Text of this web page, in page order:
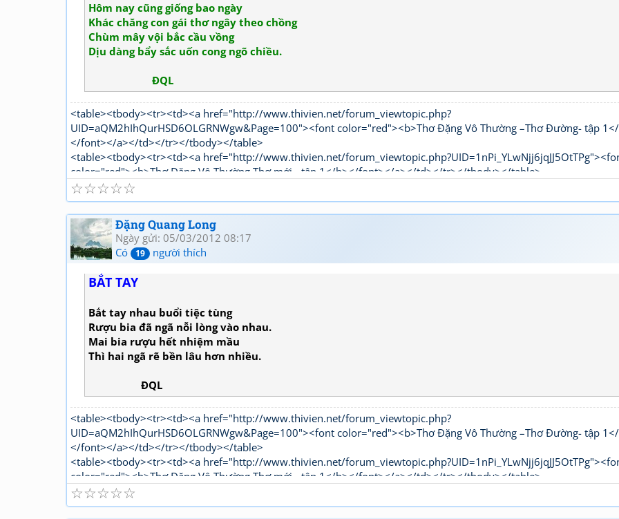
Hôm nay cũng giống bao ngày
Khác chăng con gái thơ ngây theo chồng
Chùm mây vội bắc cầu vồng
Dịu dàng bẩy sắc uốn cong ngõ chiều.
ĐQL
<table><tbody><tr><td><a href="http://www.thivien.net/forum_viewtopic.php?
UID=aQM2hIhQurHSD6OLGRNWgw&Page=100"><font color="red"><b>Thơ Đặng Vô Thường –Thơ Đường- tập
</font></a></td></tr></tbody></table>
<table><tbody><tr><td><a href="http://www.thivien.net/
color="red"><b>Thơ Đặng Vô Thường Thơ mới - tập 1</b></font></a></td></tr></tbody></table>
☆
☆
☆
☆
☆
Đặng Quang Long
Ngày gửi: 05/03/2012 08:17
Có
19 người thích
BẮT TAY
Bắt tay nhau buổi tiệc tùng
Rượu bia đã ngã nỗi lòng vào nhau.
Mai bia rượu hết nhiệm mầu
Thì hai ngã rẽ bền lâu hơn nhiều.
ĐQL
<table><tbody><tr><td><a href="http://www.thivien.net/forum_viewtopic.php?
UID=aQM2hIhQurHSD6OLGRNWgw&Page=100"><font color="red"><b>Thơ Đặng Vô Thường –Thơ Đường- tập
</font></a></td></tr></tbody></table>
<table><tbody><tr><td><a href="http://www.thivien.net/
color="red"><b>Thơ Đặng Vô Thường Thơ mới - tập 1</b></font></a></td></tr></tbody></table>
☆
☆
☆
☆
☆